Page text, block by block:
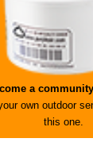
a
own outdoor
this one.